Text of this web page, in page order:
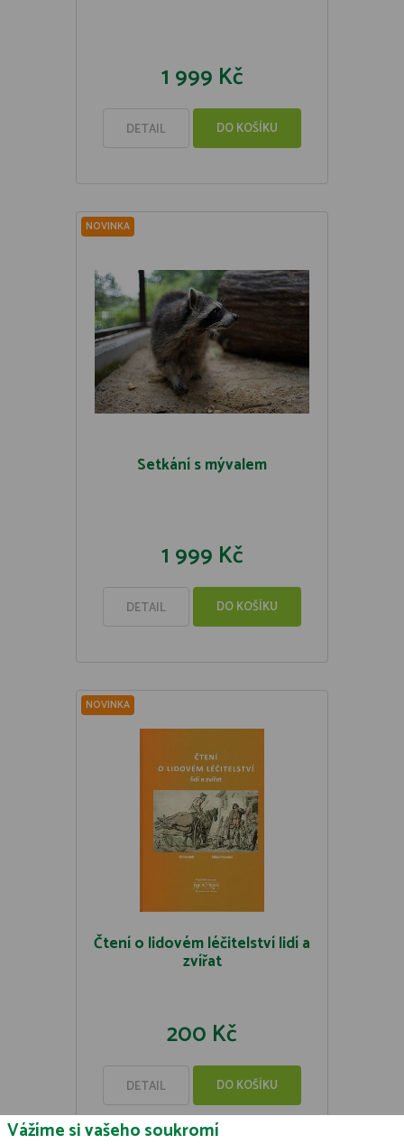
1 999 Kč
DETAIL DO KOŠÍKU
NOVINKA
Setkání s mývalem
1 999 Kč
DETAIL DO KOŠÍKU
NOVINKA
Čtení o lidovém léčitelství lidí a
zvířat
200 Kč
DETAIL DO KOŠÍKU
Vážíme si vašeho soukromí